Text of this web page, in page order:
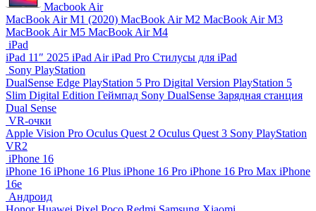
Macbook Air
MacBook Air M1 (2020) MacBook Air M2 MacBook Air M3
MacBook Air M5 MacBook Air М4
iPad
iPad 11″ 2025 iPad AiriPad Pro Стилусы для iPad
Sony PlayStation
DualSense Edge PlayStation 5 Pro Digital Version PlayStation 5
Slim Digital Edition Геймпад Sony DualSense Зарядная станция
Dual Sense
VR-очки
Apple Vision Pro Oculus Quest 2 Oculus Quest 3 Sony PlayStation
VR2
iPhone 16
iPhone 16 iPhone 16 Plus iPhone 16 Pro iPhone 16 Pro Max iPhone
16e
Андроид